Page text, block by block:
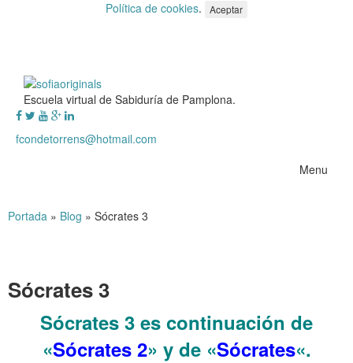
Política de cookies. Aceptar
Escuela virtual de Sabiduría de Pamplona.
fcondetorrens@hotmail.com
Menu
Portada » Blog » Sócrates 3
Sócrates 3
Sócrates 3 es continuación de
«Sócrates 2» y de «Sócrates«.